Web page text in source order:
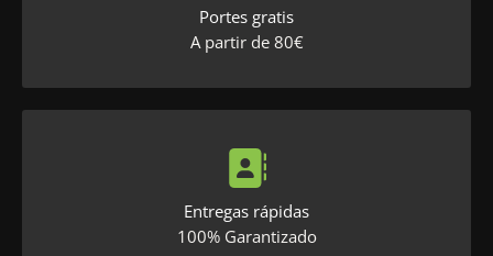
Portes gratis
A partir de 80€
Entregas rápidas
100% Garantizado